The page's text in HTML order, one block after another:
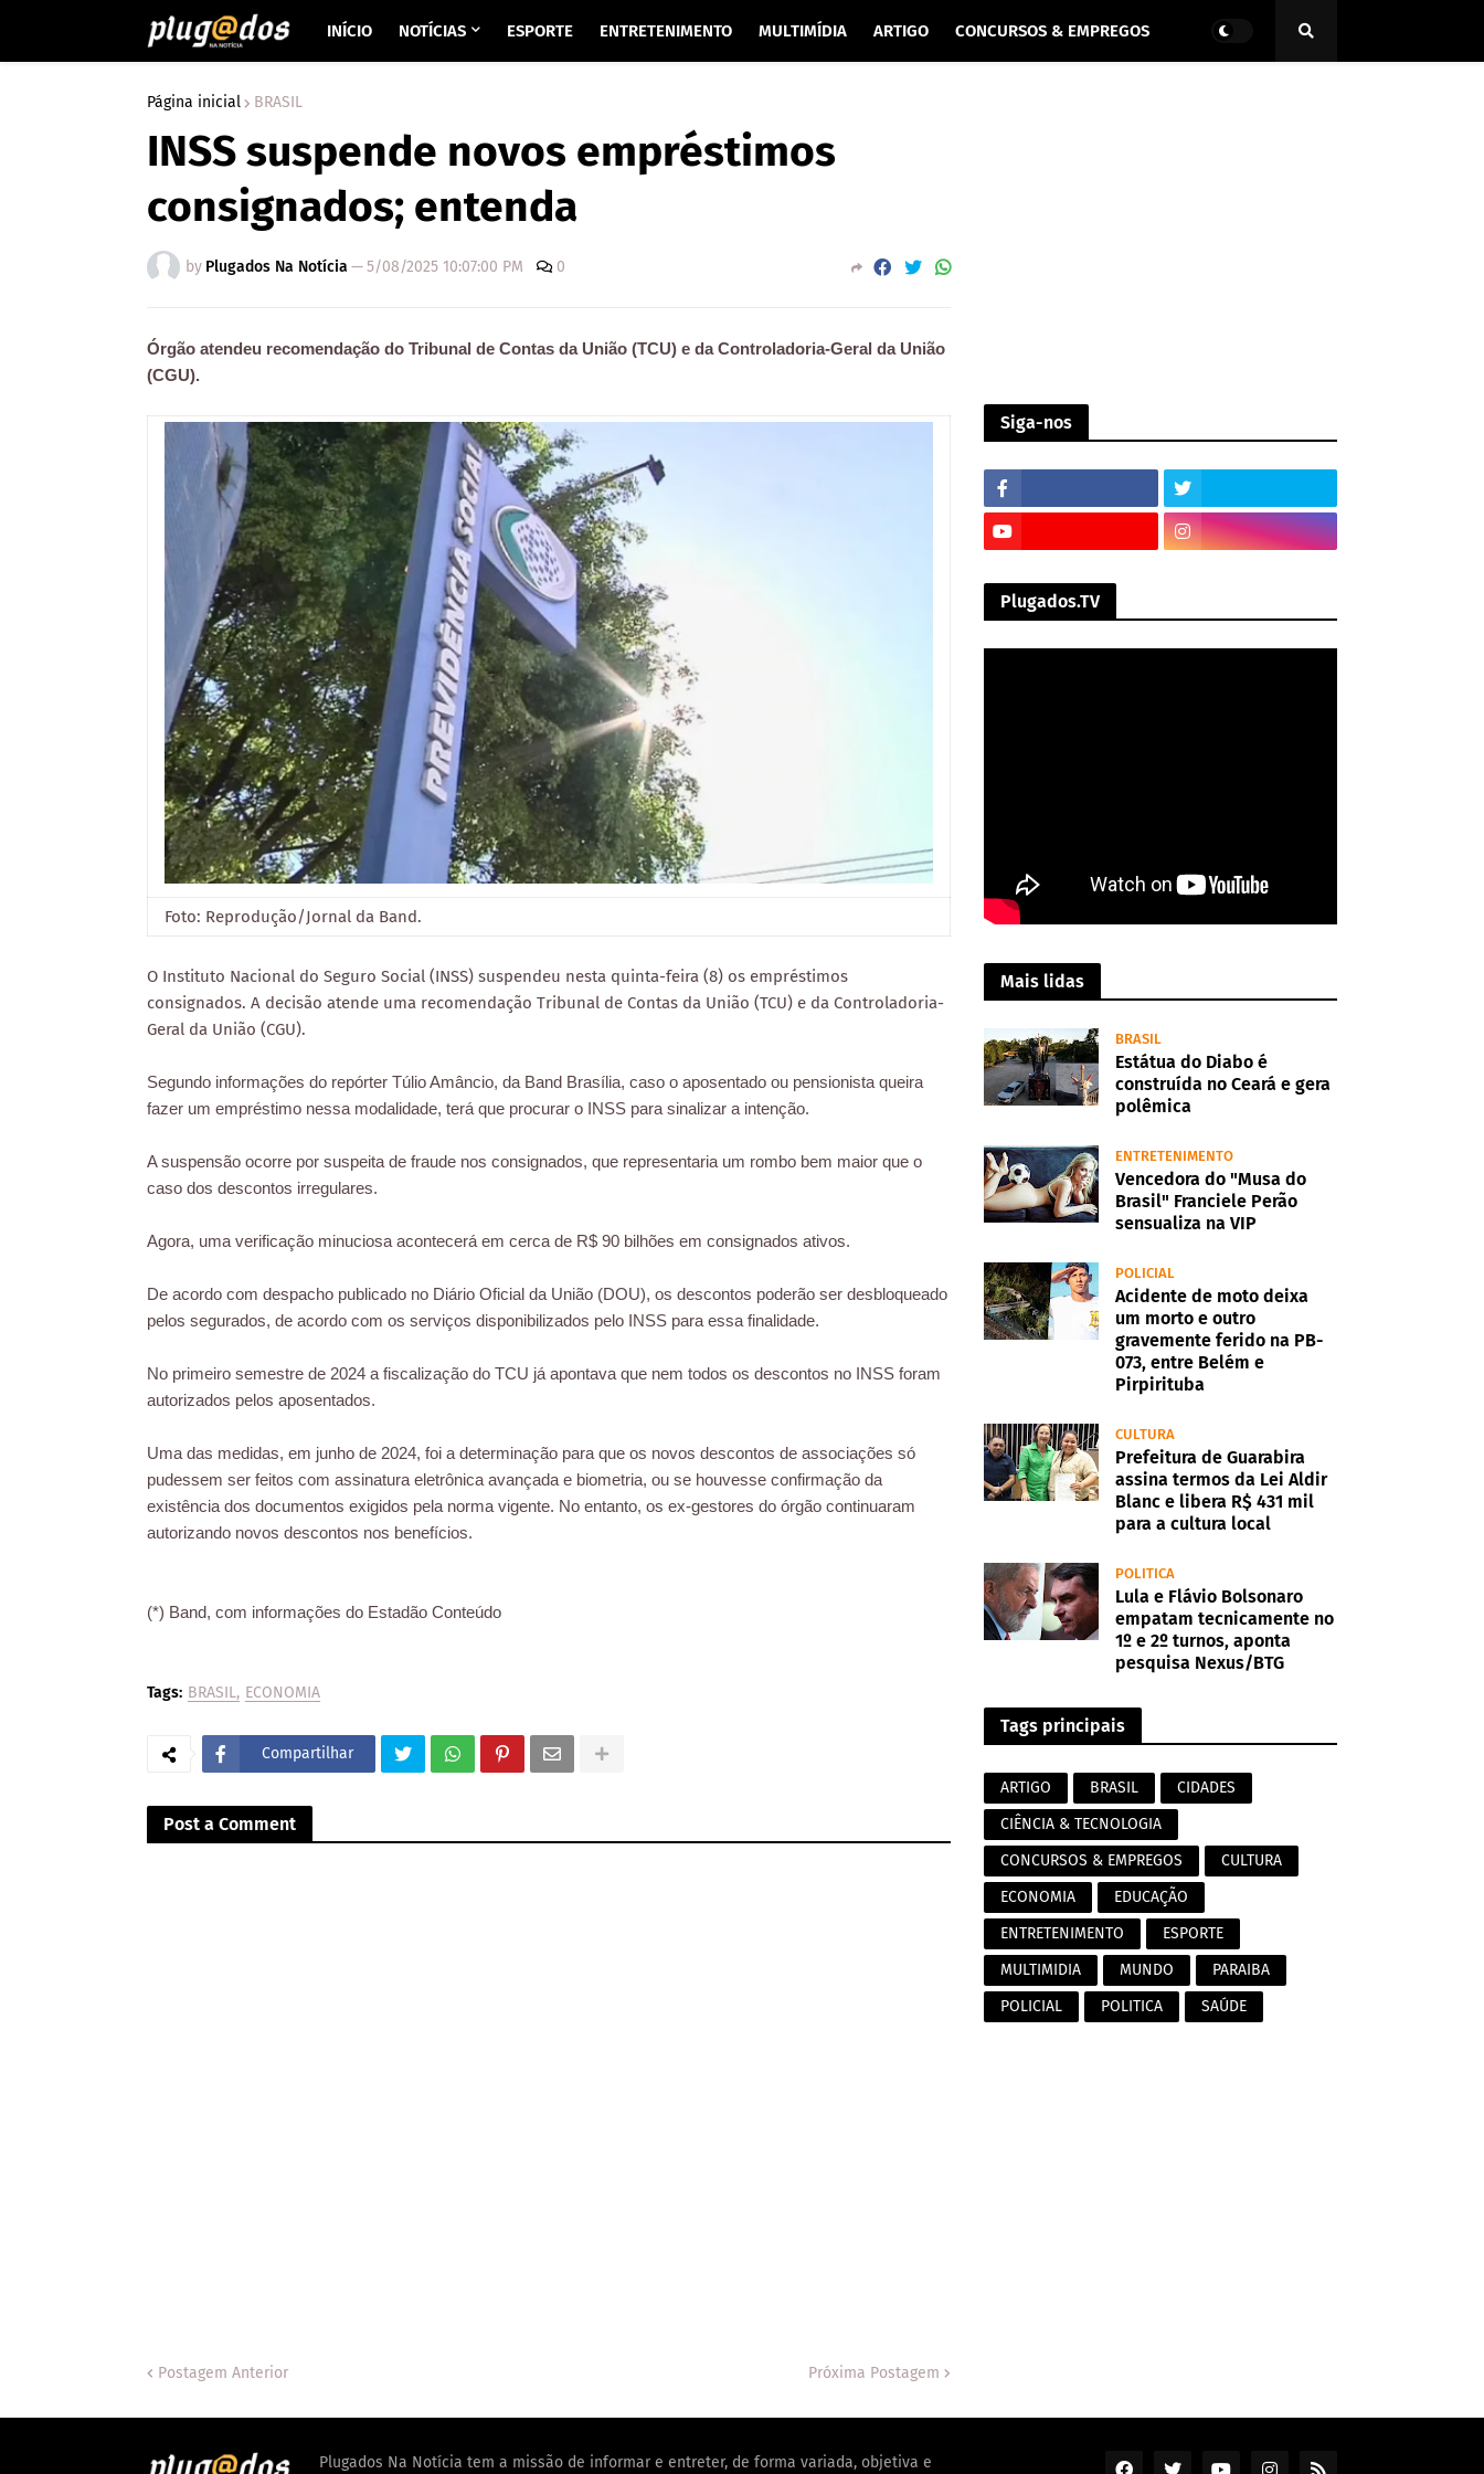
INÍCIO NOTÍCIAS ESPORTE ENTRETENIMENTO MULTIMÍDIA ARTIGO CONCURSOS & EMPREGOS
Página inicial BRASIL
INSS suspende novos empréstimos
consignados; entenda
by Plugados Na Notícia —5/08/2025 10:07:00 PM 0
Órgão atendeu recomendação do Tribunal de Contas da União (TCU) e da Controladoria-Geral da União
(CGU).
Foto: Reprodução/Jornal da Band.
O Instituto Nacional do Seguro Social (INSS) suspendeu nesta quinta-feira (8) os empréstimos
consignados. A decisão atende uma recomendação Tribunal de Contas da União (TCU) e da Controladoria-
Geral da União (CGU).
Segundo informações do repórter Túlio Amâncio, da Band Brasília, caso o aposentado ou pensionista queira
fazer um empréstimo nessa modalidade, terá que procurar o INSS para sinalizar a intenção.
A suspensão ocorre por suspeita de fraude nos consignados, que representaria um rombo bem maior que o
caso dos descontos irregulares.
Agora, uma verificação minuciosa acontecerá em cerca de R$ 90 bilhões em consignados ativos.
De acordo com despacho publicado no Diário Oficial da União (DOU), os descontos poderão ser desbloqueado
pelos segurados, de acordo com os serviços disponibilizados pelo INSS para essa finalidade.
No primeiro semestre de 2024 a fiscalização do TCU já apontava que nem todos os descontos no INSS foram
autorizados pelos aposentados.
Uma das medidas, em junho de 2024, foi a determinação para que os novos descontos de associações só
pudessem ser feitos com assinatura eletrônica avançada e biometria, ou se houvesse confirmação da
existência dos documentos exigidos pela norma vigente. No entanto, os ex-gestores do órgão continuaram
autorizando novos descontos nos benefícios.
(*) Band, com informações do Estadão Conteúdo
Tags: BRASIL ECONOMIA
Compartilhar
Post a Comment
Postagem Anterior Próxima Postagem
Siga-nos
Plugados.TV
Mais lidas
BRASIL
Estátua do Diabo é
construída no Ceará e gera
polêmica
ENTRETENIMENTO
Vencedora do "Musa do
Brasil" Franciele Perão
sensualiza na VIP
POLICIAL
Acidente de moto deixa
um morto e outro
gravemente ferido na PB-
073, entre Belém e
Pirpirituba
CULTURA
Prefeitura de Guarabira
assina termos da Lei Aldir
Blanc e libera R$ 431 mil
para a cultura local
POLITICA
Lula e Flávio Bolsonaro
empatam tecnicamente no
1º e 2º turnos, aponta
pesquisa Nexus/BTG
Tags principais
ARTIGO BRASIL
CIDADES
CIÊNCIA & TECNOLOGIA
CONCURSOS & EMPREGOS
CULTURA
ECONOMIA
EDUCAÇÃO
ENTRETENIMENTO
ESPORTE
MULTIMIDIA
MUNDO
PARAIBA
POLICIAL
POLITICA SAÚDE
Plugados Na Notícia tem a missão de informar e entreter, de forma variada, objetiva e